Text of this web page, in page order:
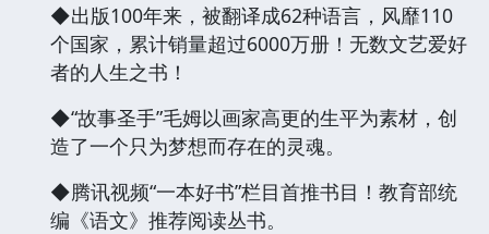
◆出版100年来，被翻译成62种语言，风靡110
个国家，累计销量超过6000万册！无数文艺爱好
者的人生之书！
◆“故事圣手”毛姆以画家高更的生平为素材，创
造了一个只为梦想而存在的灵魂。
◆腾讯视频“一本好书”栏目首推书目！教育部统
编《语文》推荐阅读丛书。